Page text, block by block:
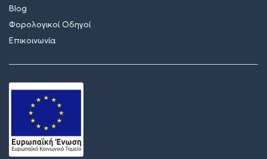
Blog
Φορολογικοί Οδηγοί
Επικοινωνία